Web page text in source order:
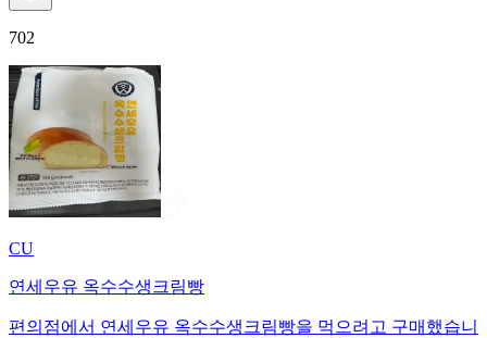
702
CU
연세우유 옥수수생크림빵
편의점에서 연세우유 옥수수생크림빵을 먹으려고 구매했습니